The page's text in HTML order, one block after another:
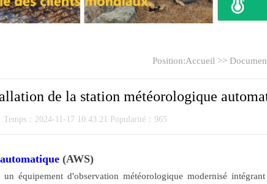
Position:Accueil >>
de la station météorologique
Temps：2024-11-17 10:43:21 Popularité：965
(AWS)
un équipement d'observation météorologique modernisé